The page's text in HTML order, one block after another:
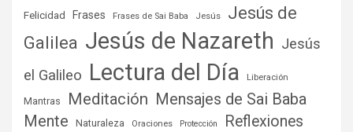
Felicidad Frases Frases de Sai Baba Jesús
Jesús de
Galilea Jesús de Nazareth Jesús
el Galileo Lectura del Día Liberación
Mantras Meditación Mensajes de Sai Baba
Mente
Naturaleza Oraciones Protección Reflexiones